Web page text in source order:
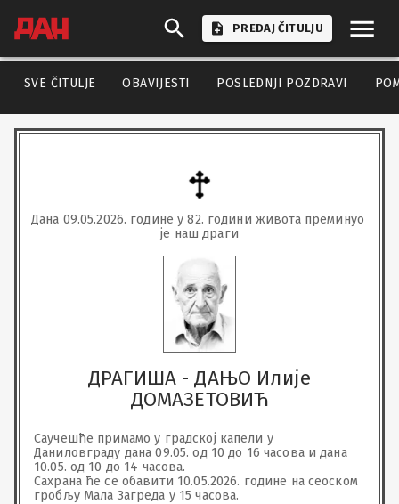
PREDAJ ČITULJU
SVE ČITULJE OBAVIJESTI POSLEDNJI POZDRAVI
Дана 09.05.2026. године у 82. години живота преминуо
је наш драги
ДРАГИША - ДАЊО Илије
ДОМАЗЕТОВИЋ
Саучешће примамо у градској капели у
Даниловграду дана 09.05. од 10 до 16 часова и дана
10.05. од 10 до 14 часова.
Сахрана ће се обавити 10.05.2026. године на сеоском
гробљу Мала Загреда у 15 часова.